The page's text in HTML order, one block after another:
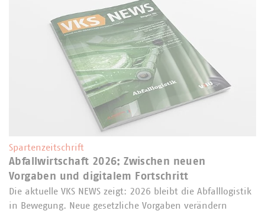
Spartenzeitschrift
Abfallwirtschaft 2026: Zwischen neuen
Vorgaben und digitalem Fortschritt
Die aktuelle VKS NEWS zeigt: 2026 bleibt die Abfalllogistik
in Bewegung. Neue gesetzliche Vorgaben verändern